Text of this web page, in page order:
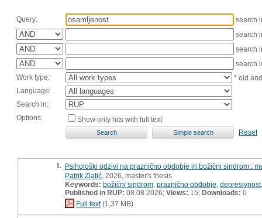
Query:
search
search
search
search
Work type:
* old
Language:
Search in:
Options:
Show only hits with full text
Reset
1. Psihološki odzivi na praznično obdobje in božični sindrom :
Patrik Zlatić , 2026, master's thesis
Keywords: božični sindrom praznično obdobje depresivnost
Published in RUP: 08.08.2026; Views: 15; Downloads: 0
Full text(1,37 MB)